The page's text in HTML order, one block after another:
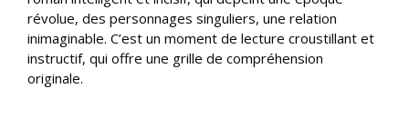
révolue, des personnages singuliers, une relation
inimaginable. C’est un moment de lecture croustillant et
instructif, qui offre une grille de compréhension
originale.